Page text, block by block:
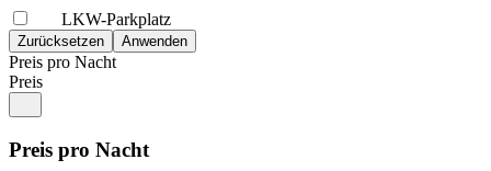
LKW-Parkplatz
Preis pro Nacht
Preis
Preis pro Nacht